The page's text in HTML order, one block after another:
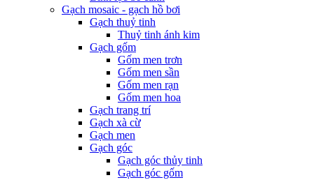
Gạch mosaic - gạch hồ bơi
Gạch thuỷ tinh
Thuỷ tinh ánh kim
Gạch gốm
Gốm men trơn
Gốm men sần
Gốm men rạn
Gốm men hoa
Gạch trang trí
Gạch xà cừ
Gạch men
Gạch góc
Gạch góc thủy tinh
Gạch góc gốm